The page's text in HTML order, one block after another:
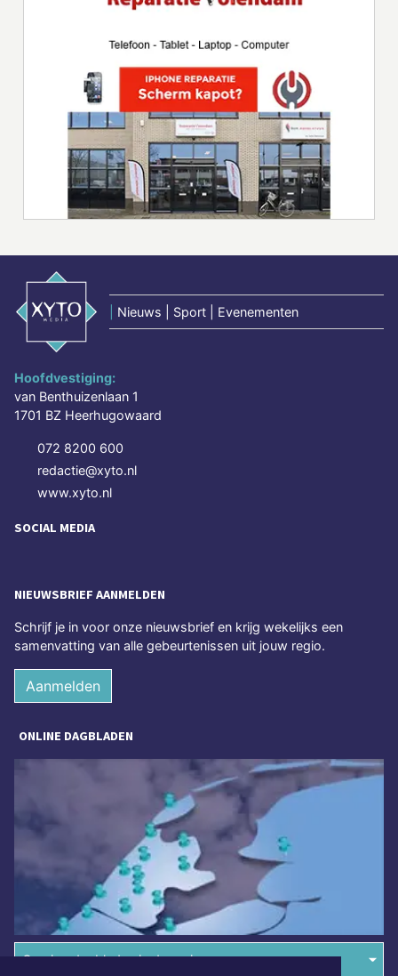
Nieuws | Sport | Evenementen
Hoofdvestiging:
van Benthuizenlaan 1
1701 BZ Heerhugowaard
072 8200 600
redactie@xyto.nl
www.xyto.nl
SOCIAL MEDIA
NIEUWSBRIEF AANMELDEN
Schrijf je in voor onze nieuwsbrief en krijg wekelijks een
samenvatting van alle gebeurtenissen uit jouw regio.
Aanmelden
ONLINE DAGBLADEN
Overige dagbladen in de regio